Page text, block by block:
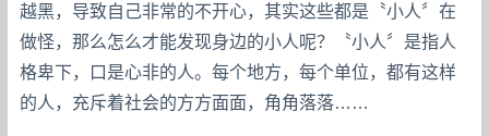
越黑，导致自己非常的不开心，其实这些都是〝小人〞在
做怪，那么怎么才能发现身边的小人呢？〝小人〞是指人
格卑下，口是心非的人。每个地方，每个单位，都有这样
的人，充斥着社会的方方面面，角角落落……